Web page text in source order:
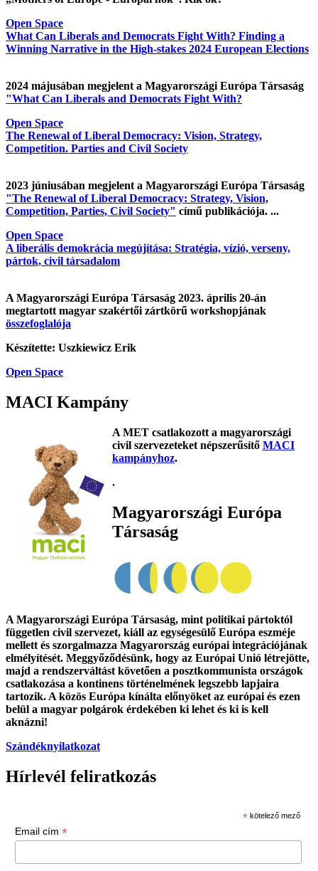
Open Space
What Can Liberals and Democrats Fight With? Finding a
Winning Narrative in the High-stakes 2024 European Elections
2024 májusában megjelent a Magyarországi Európa Társaság
"What Can Liberals and Democrats Fight With?
Open Space
The Renewal of Liberal Democracy: Vision, Strategy,
Competition. Parties and Civil Society
2023 júniusában megjelent a Magyarországi Európa Társaság
"The Renewal of Liberal Democracy: Strategy, Vision,
Competition, Parties, Civil Society" című publikációja. ...
Open Space
A liberális demokrácia megújítása: Stratégia, vízió, verseny,
pártok, civil társadalom
A Magyarországi Európa Társaság 2023. április 20-án
megtartott magyar szakértői zártkörű workshopjának
összefoglalója
Készítette: Uszkiewicz Erik
Open Space
MACI Kampány
A MET csatlakozott a magyarországi
civil szervezeteket népszerűsítő MACI
kampányhoz.
.
Magyarországi Európa
Társaság
A Magyarországi Európa Társaság, mint politikai pártoktól
független civil szervezet, kiáll az egységesülő Európa eszméje
mellett és szorgalmazza Magyarország európai integrációjának
elmélyítését. Meggyőződésünk, hogy az Európai Unió létrejötte,
majd a rendszerváltást követően a posztkommunista országok
csatlakozása a kontinens történelmének legszebb lapjaira
tartozik. A közös Európa kínálta előnyöket az európai és ezen
belül a magyar polgárok érdekében ki lehet és ki is kell
aknázni!
Szándéknyilatkozat
Hírlevél feliratkozás
* kötelező mező
Email cím *